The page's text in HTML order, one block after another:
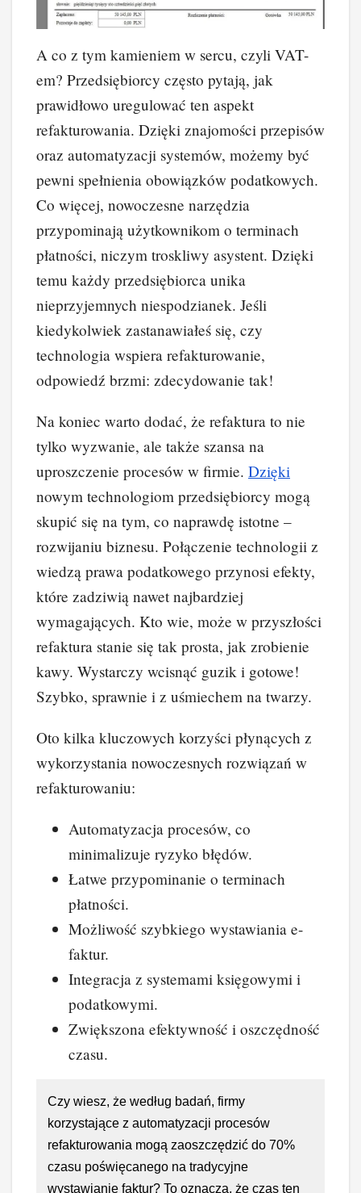
A co z tym kamieniem w sercu, czyli VAT-
em? Przedsiębiorcy często pytają, jak
prawidłowo uregulować ten aspekt
refakturowania. Dzięki znajomości przepisów
oraz automatyzacji systemów, możemy być
pewni spełnienia obowiązków podatkowych.
Co więcej, nowoczesne narzędzia
przypominają użytkownikom o terminach
płatności, niczym troskliwy asystent. Dzięki
temu każdy przedsiębiorca unika
nieprzyjemnych niespodzianek. Jeśli
kiedykolwiek zastanawiałeś się, czy
technologia wspiera refakturowanie,
odpowiedź brzmi: zdecydowanie tak!
Na koniec warto dodać, że refaktura to nie
tylko wyzwanie, ale także szansa na
uproszczenie procesów w firmie. Dzięki
nowym technologiom przedsiębiorcy mogą
skupić się na tym, co naprawdę istotne –
rozwijaniu biznesu. Połączenie technologii z
wiedzą prawa podatkowego przynosi efekty,
które zadziwią nawet najbardziej
wymagających. Kto wie, może w przyszłości
refaktura stanie się tak prosta, jak zrobienie
kawy. Wystarczy wcisnąć guzik i gotowe!
Szybko, sprawnie i z uśmiechem na twarzy.
Oto kilka kluczowych korzyści płynących z
wykorzystania nowoczesnych rozwiązań w
refakturowaniu:
Automatyzacja procesów, co
minimalizuje ryzyko błędów.
Łatwe przypominanie o terminach
płatności.
Możliwość szybkiego wystawiania e-
faktur.
Integracja z systemami księgowymi i
podatkowymi.
Zwiększona efektywność i oszczędność
czasu.
Czy wiesz, że według badań, firmy
korzystające z automatyzacji procesów
refakturowania mogą zaoszczędzić do 70%
czasu poświęcanego na tradycyjne
wystawianie faktur? To oznacza, że czas ten